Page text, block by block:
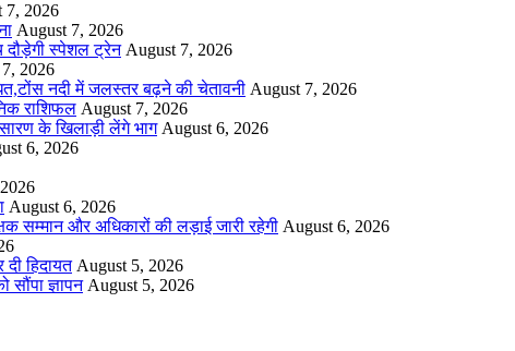
7, 2026
August 7, 2026
दौड़ेगी स्पेशल ट्रेन August 7, 2026
2026
नदी में जलस्तर बढ़ने की चेतावनी August 7, 2026
राशिफल August 7, 2026
के खिलाड़ी लेंगे भाग August 6, 2026
6, 2026
August 6, 2026
सम्मान और अधिकारों की लड़ाई जारी रहेगी August 6, 2026
हिदायत August 5, 2026
सौंपा ज्ञापन August 5, 2026